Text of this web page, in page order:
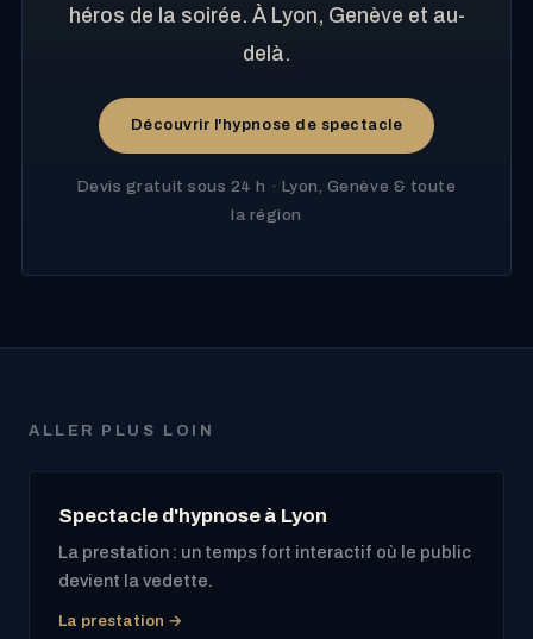
héros de la soirée. À Lyon, Genève et au-
delà.
Découvrir l'hypnose de spectacle
Devis gratuit sous 24 h · Lyon, Genève & toute
la région
ALLER PLUS LOIN
Spectacle d'hypnose à Lyon
La prestation : un temps fort interactif où le public
devient la vedette.
La prestation →